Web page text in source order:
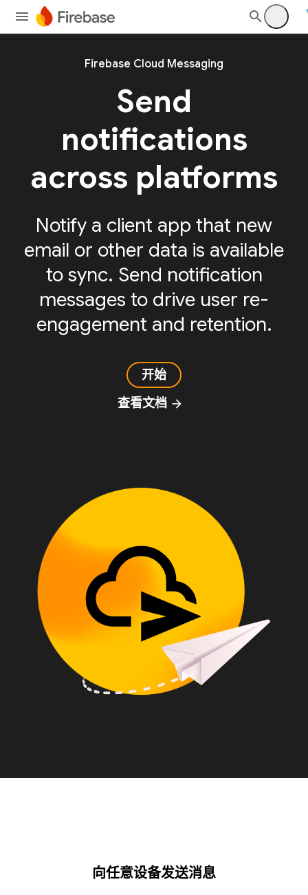
Firebase Cloud Messaging
Send
notifications
across platforms
Notify a client app that new
email or other data is available
to sync. Send notification
messages to drive user re-
engagement and retention.
开始
查看文档 arrow_forward
向任意设备发送消息